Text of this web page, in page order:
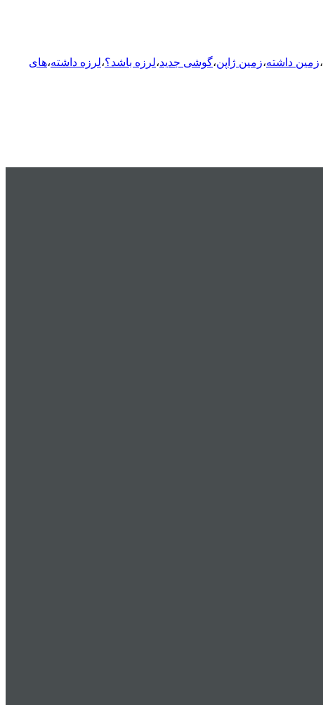
،زمین داشته،زمین ژاپن،گوشی جدید،لرزه باشد؟،لرزه داشته،های